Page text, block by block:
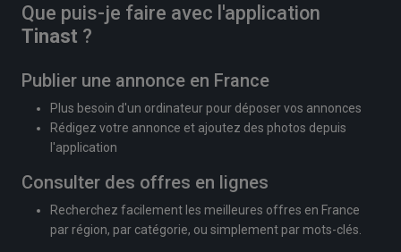
Que puis-je faire avec l'application
Tinast ?
Publier une annonce en France
Plus besoin d'un ordinateur pour déposer vos annonces
Rédigez votre annonce et ajoutez des photos depuis
l'application
Consulter des offres en lignes
Recherchez facilement les meilleures offres en France
par région, par catégorie, ou simplement par mots-clés.